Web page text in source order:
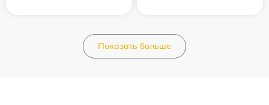
Показать больше